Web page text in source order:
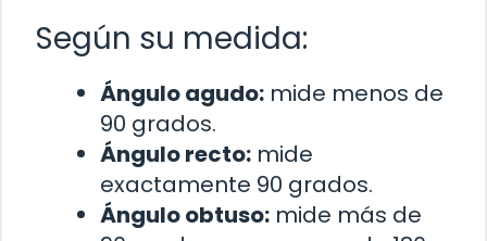
Según su medida:
Ángulo agudo: mide menos de
90 grados.
Ángulo recto: mide
exactamente 90 grados.
Ángulo obtuso: mide más de